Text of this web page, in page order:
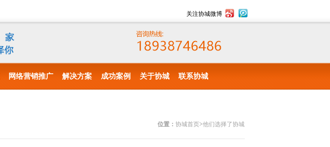
关注协城微博
网络营销推广 解决方案 成功案例 关于协城 联系协城
位置： 协城首页>他们选择了协城